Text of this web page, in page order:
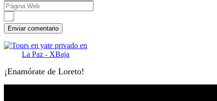
¡Enamórate de Loreto!